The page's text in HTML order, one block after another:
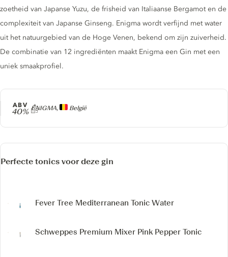
Producer
ENIGMA, België
ABV
40%
zoetheid van Japanse Yuzu, de frisheid van Italiaanse Bergamot en de
complexiteit van Japanse Ginseng. Enigma wordt verfijnd met water
uit het natuurgebied van de Hoge Venen, bekend om zijn zuiverheid.
De combinatie van 12 ingrediënten maakt Enigma een Gin met een
uniek smaakprofiel.
Perfecte tonics voor deze gin
Fever Tree Mediterranean Tonic Water
Schweppes Premium Mixer Pink Pepper Tonic